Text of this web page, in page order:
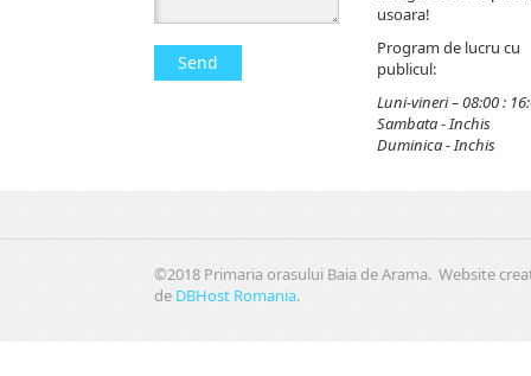
Send
usoara!
Program de lucru cu
publicul:
Luni-vineri – 08:00 :
Sambata - Inchis
Duminica - Inchis
©2018 Primaria orasului Baia de Arama. Website
de DBHost Romania.